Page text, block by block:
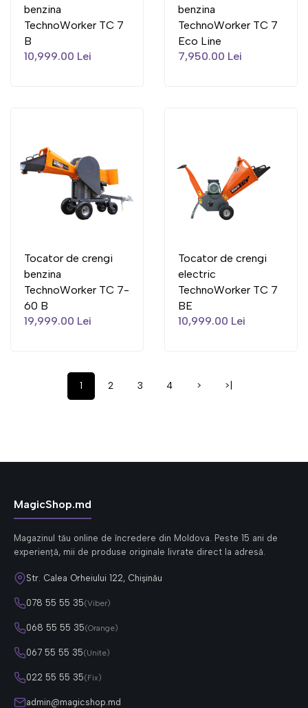
benzina
TechnoWorker TC 7
B
10,999.00 Lei
benzina
TechnoWorker TC 7
Eco Line
7,950.00 Lei
Tocator de crengi
benzina
TechnoWorker TC 7-
60 B
19,999.00 Lei
Tocator de crengi
electric
TechnoWorker TC 7
BE
10,999.00 Lei
1 2 3 4 > >|
MagicShop.md
Magazinul tău online de încredere din Moldova. Peste 15 ani de
experiență, mii de produse originale livrate direct la adresă.
Str. Calea Orheiului 122, Chișinău
078 55 55 35(Viber)
068 55 55 35(Orange)
067 55 55 35(Unite)
022 55 55 35(Fix)
admin@magicshop.md